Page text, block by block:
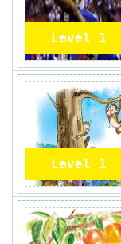
Level 1
Level 1